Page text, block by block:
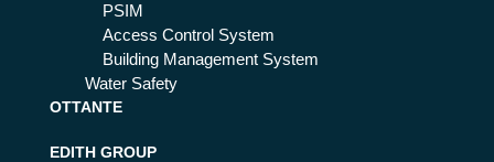
PSIM
Access Control System
Building Management System
Water Safety
OTTANTE
EDITH GROUP